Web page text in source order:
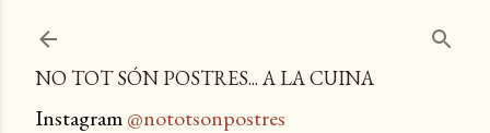
NO TOT SÓN POSTRES... A LA CUINA
Instagram@nototsonpostres